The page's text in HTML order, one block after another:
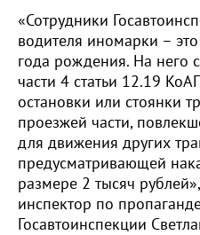
«Сотрудники
водителя иномарки –
года рождения. На него
части 4 статьи 12.19
остановки или стоянки
проезжей части,
для движения других
предусматривающей
размере 2 тысяч
инспектор по
Госавтоинспекции